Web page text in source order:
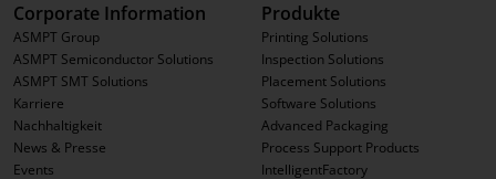
Corporate Information
ASMPT Group
ASMPT Semiconductor Solutions
ASMPT SMT Solutions
Karriere
Nachhaltigkeit
News & Presse
Events
Produkte
Printing Solutions
Inspection Solutions
Placement Solutions
Software Solutions
Advanced Packaging
Process Support Products
IntelligentFactory